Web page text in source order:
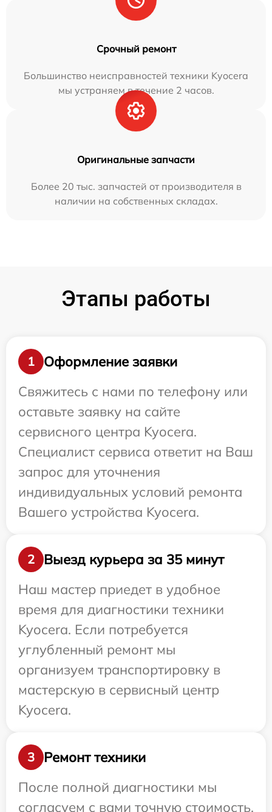
Срочный ремонт
Большинство неисправностей техники Kyocera
мы устраняем в течение 2 часов.
Оригинальные запчасти
Более 20 тыс. запчастей от производителя в
наличии на собственных складах.
Этапы работы
1
Оформление заявки
Свяжитесь с нами по телефону или
оставьте заявку на сайте
сервисного центра Kyocera.
Специалист сервиса ответит на Ваш
запрос для уточнения
индивидуальных условий ремонта
Вашего устройства Kyocera.
2
Выезд курьера за 35 минут
Наш мастер приедет в удобное
время для диагностики техники
Kyocera. Если потребуется
углубленный ремонт мы
организуем транспортировку в
мастерскую в сервисный центр
Kyocera.
3
Ремонт техники
После полной диагностики мы
согласуем с вами точную стоимость,